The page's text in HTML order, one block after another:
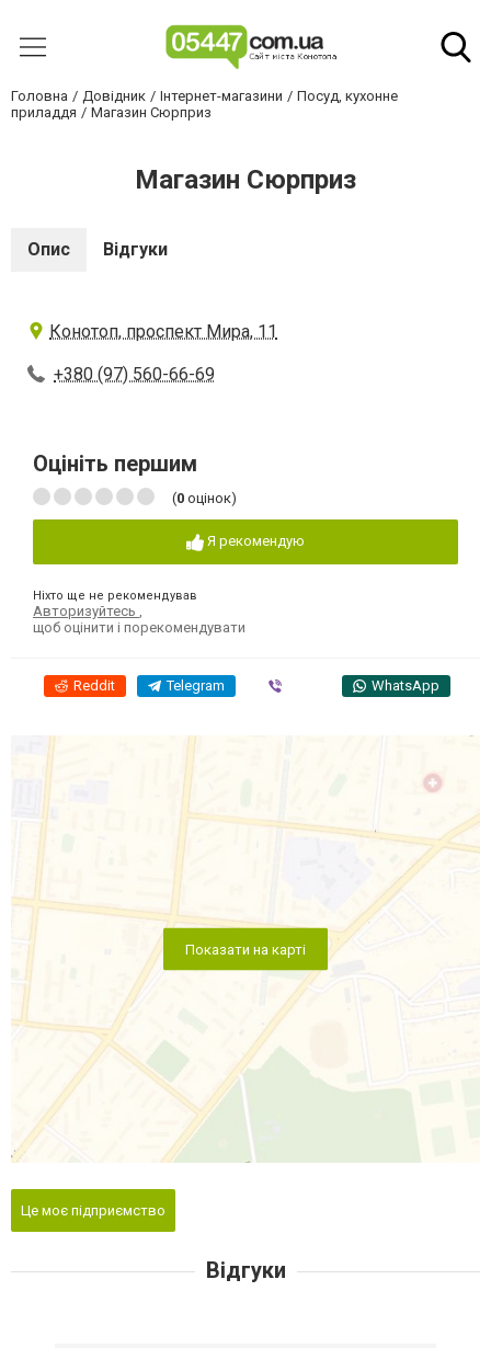
Головна Довідник Інтернет-магазини
Посуд, кухонне
приладдя
Магазин Сюрприз
Магазин Сюрприз
Опис Відгуки
Конотоп, проспект Мира, 11
+380 (97) 560-66-69
Оцініть першим
(0 оцінок)
Я рекомендую
Ніхто ще не рекомендував
Авторизуйтесь
щоб оцінити і порекомендувати
Reddit Telegram WhatsApp
Показати на карті
Це моє підприємство
Відгуки